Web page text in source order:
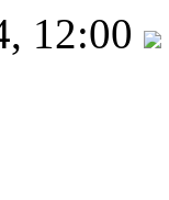
12:00